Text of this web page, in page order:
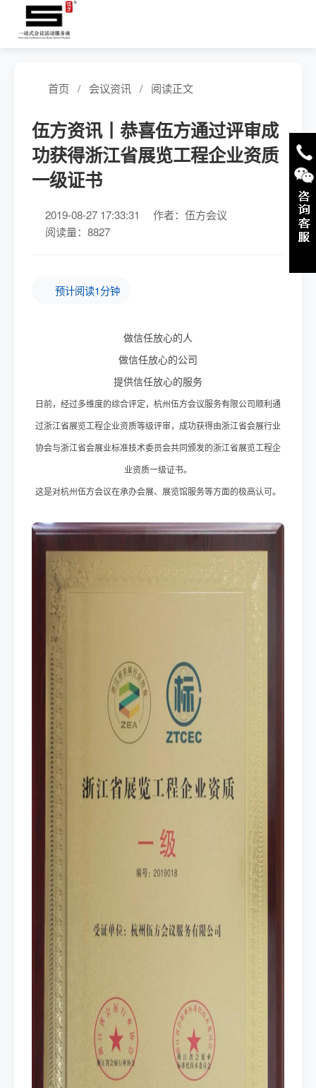
首页 / 会议资讯 / 阅读正文
伍方资讯丨恭喜伍方通过评审成
功获得浙江省展览工程企业资质
一级证书
2019-08-27 17:33:31
作者：伍方会议
阅读量：8827
预计阅读1分钟
做信任放心的人
做信任放心的公司
提供信任放心的服务
日前，经过多维度的综合评定，杭州伍方会议服务有限公司顺利通
过浙江省展览工程企业资质等级评审，成功获得由浙江省会展行业
协会与浙江省会展业标准技术委员会共同颁发的浙江省展览工程企
业资质一级证书。
这是对杭州伍方会议在承办会展、展览馆服务等方面的极高认可。